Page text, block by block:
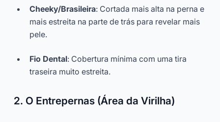
Cheeky/Brasileira: Cortada mais alta na perna e
mais estreita na parte de trás para revelar mais
pele.
Fio Dental: Cobertura mínima com uma tira
traseira muito estreita.
2. O Entrepernas (Área da Virilha)